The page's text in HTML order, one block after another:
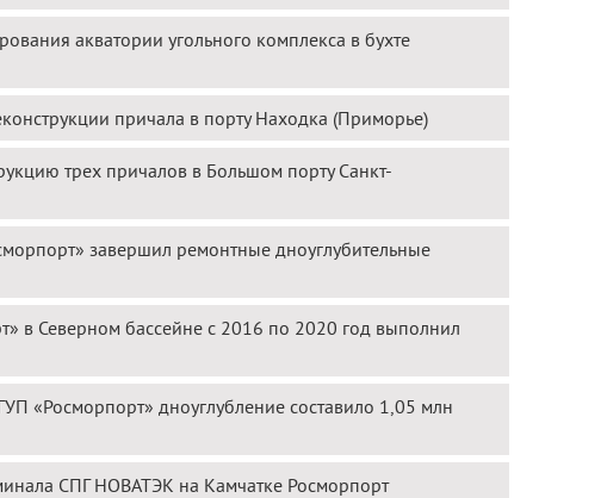
акватории угольного комплекса в бухте
причала в порту Находка (Приморье)
трех причалов в Большом порту Санкт-
завершил ремонтные дноуглубительные
в Северном бассейне с 2016 по 2020 год выполнил
«Росморпорт» дноуглубление составило 1,05 млн
СПГ НОВАТЭК на Камчатке Росморпорт